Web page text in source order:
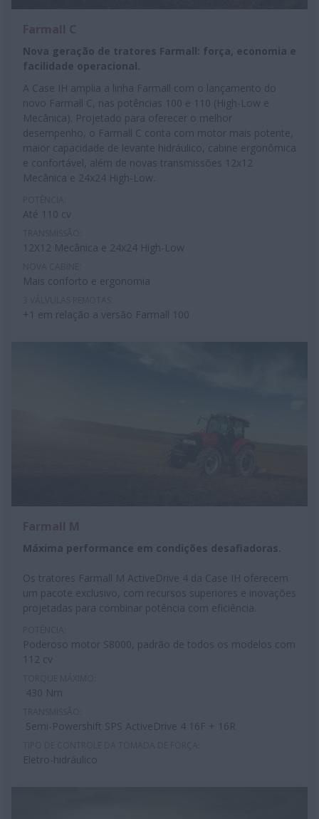
Nova geração de tratores Farmall: força, economia e
facilidade operacional.
A Case IH amplia a linha Farmall com o lançamento do
novo Farmall C, nas potências 100 e 110 (High-Low e
Mecânica). Projetado para oferecer o melhor
desempenho, o Farmall C conta com motor mais potente,
maior capacidade de levante hidráulico, cabine ergonômica
e confortável, além de novas transmissões 12x12
Mecânica e 24x24 High-Low.
Até 110 cv
12X12 Mecânica e 24x24 High-Low
Mais conforto e ergonomia
+1 em relação a versão Farmall 100
Máxima performance em condições desafiadoras.
Os tratores Farmall M ActiveDrive 4 da Case IH oferecem
um pacote exclusivo, com recursos superiores e inovações
projetadas para combinar potência com eficiência.
Poderoso motor S8000, padrão de todos os modelos com
112 cv
430 Nm
Semi-Powershift SPS ActiveDrive 4 16F + 16R
Eletro-hidráulico